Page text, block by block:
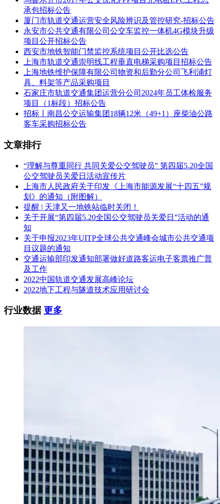
2.3 财务与信誉要求：报价人的企业财务和经营状况良好，具
备履行合同能力，无不良经营行为，须提供2020年度财务报
3 项目报名及询价文件获取方式
3.1 本次采购公告在南京地铁官网https://www.njmetro.com.cn；
中国采购与招标网http://chinabidding.com.cn；中国招投标网
http://www.infobidding.com上登载，请登录上述网站浏览公告
及附件的详细内容（如有修改、补充，以南京地铁官网
https://www.njmetro.com.cn的更新内容为准）。
17:00止（北京时间）。报价人须登录南京地铁采购管理平台
http://cg.njmetro.com.cn:10050/igoportal/index.html#/website）在
本项目报价页面进行网上报名（新用户须在采购管理平台注册
并通过审核后方可报名），南京地铁采购管理平台为本项目的
唯一报名途径。
3.3 报价人如对此项目有疑问需要澄清，须在报价截止日5天前
将需要澄清的问题以书面方式递交给采购人，采购人统一将澄
清文件发给本项目的报价人。
4 报价截止时间和资格原件审查时间
4.1 报价截止时间：2022年6月14日10:00。
4.2 资格原件审查时间：资格原件须在报价截止时间前，由报
详见“6 联系方式”。送达时间以采购人收到的时间为准。采购
截止时间前发送邮件进行确认，邮件地址详见“6 联系方式”，
收款账户信息如下：
单位名称：南京地铁运营有限责任公司
开户银行：建行雨花支行
账号：32001595040052503771
承包招标公告
厦门市轨道交通运营安全风险辨识及管控研究-招标公告
永安市公共交通有限公司公交车监控一体机4G模块升级
项目公开招标公告
西安市地铁智能门禁监控系统项目公开比选公告
上海市轨道交通崇明线工程垂直电梯采购项目招标公告
上海地铁维护保障有限公司物资和后勤分公司飞利浦灯
具、料架等产品采购项目
石家庄市轨道交通集团运营分公司2024年员工体检服务
项目（1标段）招标公告
招标丨南昌公交运输集团18辆12米（49+1）座柴油公路
客车采购招标公告
文章排行
“理解与尊重同行 共同关爱公交驾驶员” 第四届5.20全国
公交驾驶员关爱日活动宣传片
上海市人民政府关于印发《上海市能源发展“十四五”规
划》的通知（附图解）
提醒 | 天津又一地铁站临时关闭！
关于开展“第四届5.20全国公交驾驶员关爱日”活动的通
知
关于申报2023年UITP全球公共交通峰会城市公共交通项
目议题的通知
交通运输部印发通知部署做好道路客运电子客票推广普
及工作
2022中国轨道交通发展高峰论坛
2022地下工程与隧道技术应用研讨会
行业数据更多